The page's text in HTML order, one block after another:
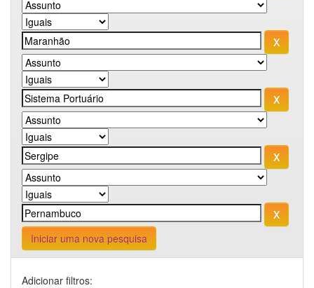
Iniciar uma nova pesquisa
Adicionar filtros: